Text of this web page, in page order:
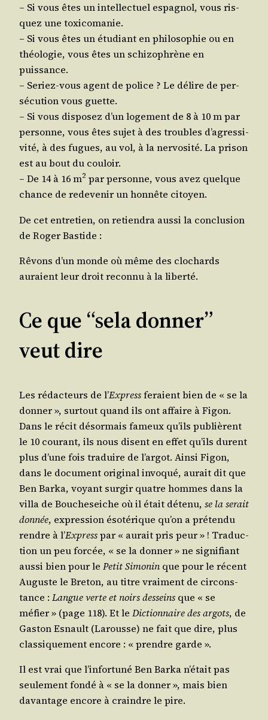
– Si vous êtes un intel­lec­tuel espa­gnol, vous ris­
quez une toxicomanie.
– Si vous êtes un étu­diant en phi­lo­so­phie ou en
théo­lo­gie, vous êtes un schi­zo­phrène en
puissance.
– Seriez-vous agent de police ? Le délire de per­
sé­cu­tion vous guette.
– Si vous dis­po­sez d’un loge­ment de 8 à 10 mpar
per­sonne, vous êtes sujet à des troubles d’a­gres­si­
vi­té, à des fugues, au vol, à la ner­vo­si­té. La pri­son
est au bout du couloir.
– De 14 à 16 m2 par per­sonne, vous avez quelque
chance de rede­ve­nir un hon­nête citoyen.
De cet entre­tien, on retien­dra aus­si la conclu­sion
de Roger Bastide :
Rêvons d’un monde où même des clo­chards
auraient leur droit recon­nu à la liberté.
Ce que “sela donner”
veut dire
Les rédac­teurs de l’Expressferaient bien de « se la
don­ner », sur­tout quand ils ont affaire à Figon.
Dans le récit désor­mais fameux qu’ils publièrent
le 10 cou­rant, ils nous disent en effet qu’ils durent
plus d’une fois tra­duire de l’ar­got. Ain­si Figon,
dans le docu­ment ori­gi­nal invo­qué, aurait dit que
Ben Bar­ka, voyant sur­gir quatre hommes dans la
vil­la de Bou­che­seiche où il était déte­nu, se la serait
don­née, expres­sion éso­té­rique qu’on a pré­ten­du
rendre à l’Expresspar « aurait pris peur » ! Tra­duc­
tion un peu for­cée, « se la don­ner » ne signi­fiant
aus­si bien pour le Petit Simo­nin que pour le récent
Auguste le Bre­ton, au titre vrai­ment de cir­cons­
tance : Langue verte et noirs des­seins que « se
méfier » (page 118). Et le Dic­tion­naire des argots, de
Gas­ton Esnault (Larousse) ne fait que dire, plus
clas­si­que­ment encore : « prendre garde ».
Il est vrai que l’in­for­tu­né Ben Bar­ka n’é­tait pas
seule­ment fon­dé à « se la don­ner », mais bien
davan­tage encore à craindre le pire.